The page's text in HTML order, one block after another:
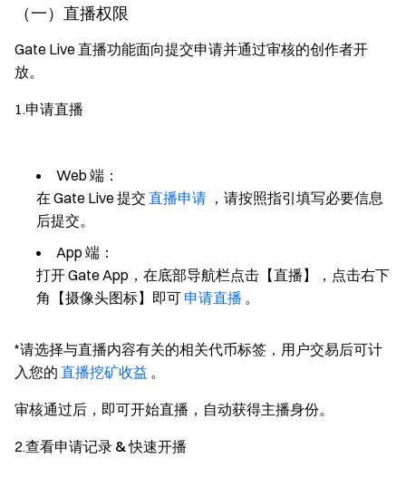
（一）直播权限
Gate Live 直播功能面向提交申请并通过审核的创作者开
放。
1.申请直播
Web 端：
在 Gate Live 提交 直播申请 ，请按照指引填写必要信息
后提交。
App 端：
打开 Gate App，在底部导航栏点击【直播】，点击右下
角【摄像头图标】即可 申请直播 。
*请选择与直播内容有关的相关代币标签，用户交易后可计
入您的 直播挖矿收益 。
审核通过后，即可开始直播，自动获得主播身份。
2.查看申请记录 & 快速开播